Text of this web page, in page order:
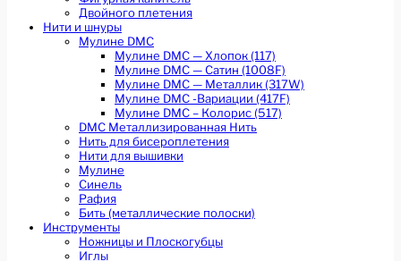
Двойного плетения
Нити и шнуры
Мулине DMC
Мулине DMC — Хлопок (117)
Мулине DMC — Сатин (1008F)
Мулине DMC — Металлик (317W)
Мулине DMC -Вариации (417F)
Мулине DMC – Колорис (517)
DMC Металлизированная Нить
Нить для бисероплетения
Нити для вышивки
Мулине
Синель
Рафия
Бить (металлические полоски)
Инструменты
Ножницы и Плоскогубцы
Иглы